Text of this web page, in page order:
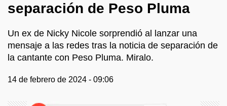
separación de Peso Pluma
Un ex de Nicky Nicole sorprendió al lanzar una
mensaje a las redes tras la noticia de separación de
la cantante con Peso Pluma. Miralo.
14 de febrero de 2024 - 09:06